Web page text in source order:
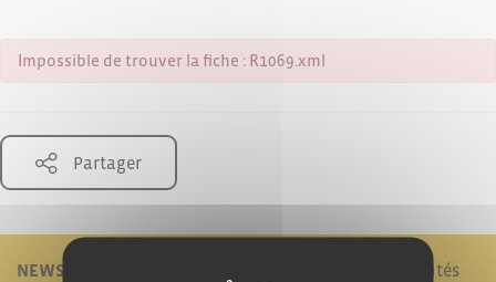
Impossible de trouver la fiche : R1069.xml
Partager
NEWSLETTER !
Je reste informé en recevant les actualités